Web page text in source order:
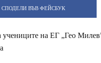
СПОДЕЛИ ВЪВ ФЕЙСБУК
учениците на ЕГ „Гео